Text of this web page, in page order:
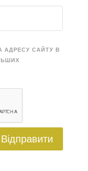
АДРЕСУ САЙТУ В
Відправити